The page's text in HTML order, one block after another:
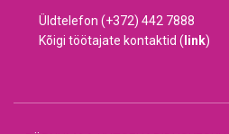
Üldtelefon (+372) 442 7888
Kõigi töötajate kontaktid ( link)